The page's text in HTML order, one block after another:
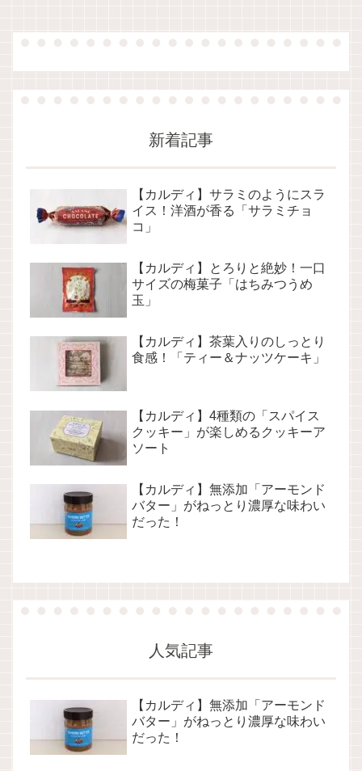
新着記事
【カルディ】サラミのようにスラ
イス！洋酒が香る「サラミチョ
コ」
【カルディ】とろりと絶妙！一口
サイズの梅菓子「はちみつうめ
玉」
【カルディ】茶葉入りのしっとり
食感！「ティー＆ナッツケーキ」
【カルディ】4種類の「スパイス
クッキー」が楽しめるクッキーア
ソート
【カルディ】無添加「アーモンド
バター」がねっとり濃厚な味わい
だった！
人気記事
【カルディ】無添加「アーモンド
バター」がねっとり濃厚な味わい
だった！